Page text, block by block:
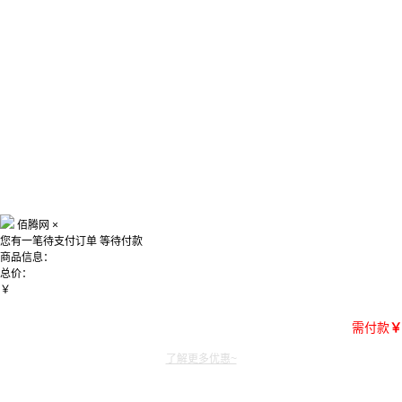
佰腾网 ×
您有一笔待支付订单 等待付款
商品信息：
总价：
￥
需付款￥
了解更多优惠~